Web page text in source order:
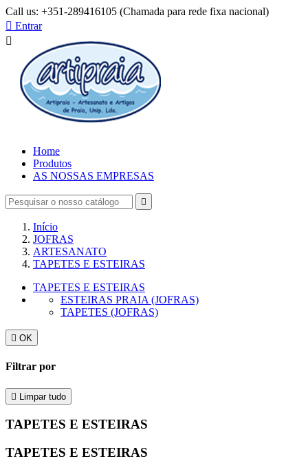
Call us: +351-289416105 (Chamada para rede fixa nacional)
 Entrar

Home
Produtos
AS NOSSAS EMPRESAS

Início
JOFRAS
ARTESANATO
TAPETES E ESTEIRAS
TAPETES E ESTEIRAS
ESTEIRAS PRAIA (JOFRAS)
TAPETES (JOFRAS)
 OK
Filtrar por
 Limpar tudo
TAPETES E ESTEIRAS
TAPETES E ESTEIRAS